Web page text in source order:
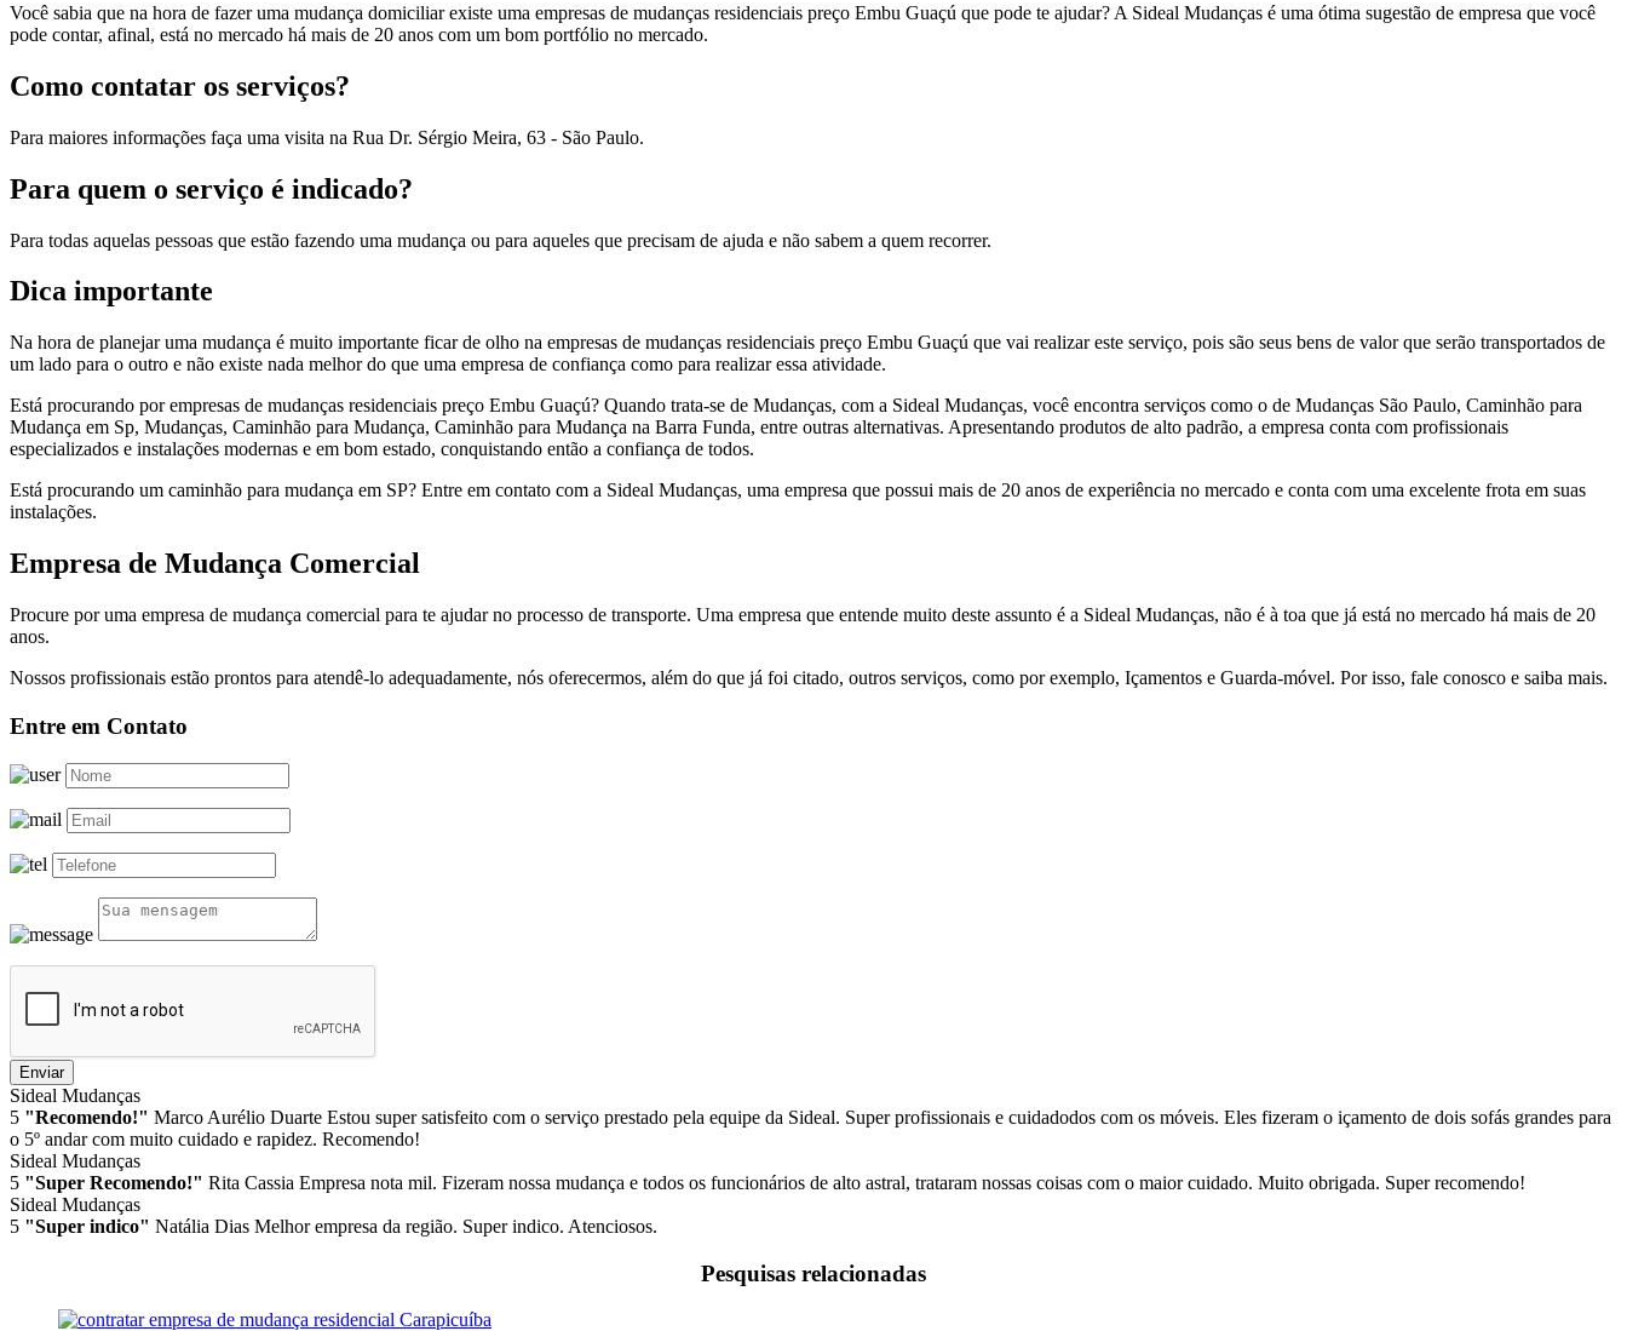
Você sabia que na hora de fazer uma mudança domiciliar existe uma empresas de mudanças residenciais preço Embu Guaçú que pode te ajudar? A Sideal Mudanças é uma ótima sugestão de empresa que você
pode contar, afinal, está no mercado há mais de 20 anos com um bom portfólio no mercado.
Como contatar os serviços?
Para maiores informações faça uma visita na Rua Dr. Sérgio Meira, 63 - São Paulo.
Para quem o serviço é indicado?
Para todas aquelas pessoas que estão fazendo uma mudança ou para aqueles que precisam de ajuda e não sabem a quem recorrer.
Dica importante
Na hora de planejar uma mudança é muito importante ficar de olho na empresas de mudanças residenciais preço Embu Guaçú que vai realizar este serviço, pois são seus bens de valor que serão transportados de
um lado para o outro e não existe nada melhor do que uma empresa de confiança como para realizar essa atividade.
Está procurando por empresas de mudanças residenciais preço Embu Guaçú? Quando trata-se de Mudanças, com a Sideal Mudanças, você encontra serviços como o de Mudanças São Paulo, Caminhão para
Mudança em Sp, Mudanças, Caminhão para Mudança, Caminhão para Mudança na Barra Funda, entre outras alternativas. Apresentando produtos de alto padrão, a empresa conta com profissionais
especializados e instalações modernas e em bom estado, conquistando então a confiança de todos.
Está procurando um caminhão para mudança em SP? Entre em contato com a Sideal Mudanças, uma empresa que possui mais de 20 anos de experiência no mercado e conta com uma excelente frota em suas
instalações.
Empresa de Mudança Comercial
Procure por uma empresa de mudança comercial para te ajudar no processo de transporte. Uma empresa que entende muito deste assunto é a Sideal Mudanças, não é à toa que já está no mercado há mais de 20
anos.
Nossos profissionais estão prontos para atendê-lo adequadamente, nós oferecermos, além do que já foi citado, outros serviços, como por exemplo, Içamentos e Guarda-móvel. Por isso, fale conosco e saiba mais.
Entre em Contato
Enviar
Sideal Mudanças
5 "Recomendo!" Marco Aurélio Duarte Estou super satisfeito com o serviço prestado pela equipe da Sideal. Super profissionais e cuidadodos com os móveis. Eles fizeram o içamento de dois sofás grandes para
o 5º andar com muito cuidado e rapidez. Recomendo!
Sideal Mudanças
5 "Super Recomendo!" Rita Cassia Empresa nota mil. Fizeram nossa mudança e todos os funcionários de alto astral, trataram nossas coisas com o maior cuidado. Muito obrigada. Super recomendo!
Sideal Mudanças
5 "Super indico" Natália Dias Melhor empresa da região. Super indico. Atenciosos.
Pesquisas relacionadas